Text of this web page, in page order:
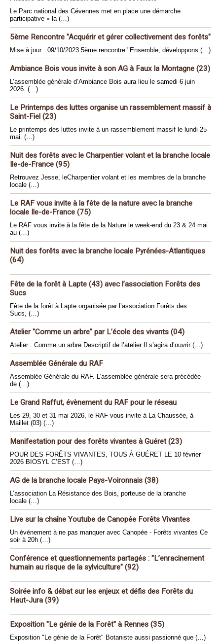
Le Parc national des Cévennes met en place une démarche
participative « la (…)
5ème Rencontre "Acquérir et gérer collectivement des forêts"
Mise à jour : 09/10/2023 5ème rencontre "Ensemble, développons (…)
Ambiance Bois vous invite à son AG à Faux la Montagne (23)
L’assemblée générale d’Ambiance Bois aura lieu le samedi 6 juin
2026. (…)
Le Printemps des luttes organise un rassemblement massif à
Saint-Fiel (23)
Le printemps des luttes invite à un rassemblement massif le lundi 25
mai. (…)
Nuit des forêts avec le Charpentier volant et la branche locale
Ile-de-France (95)
Retrouvez Jesse, leCharpentier volant et les membres de la branche
locale (…)
Le RAF vous invite à la fête de la nature avec la branche
locale Ile-de-France (75)
Le RAF vous invite à la fête de la Nature le week-end du 23 & 24 mai
au (…)
Nuit des forêts avec la branche locale Pyrénées-Atlantiques
(64)
Fête de la forêt à Lapte (43) avec l’association Forêts des
Sucs
Fête de la forêt à Lapte organisée par l’association Forêts des
Sucs, (…)
Atelier "Comme un arbre" par L’école des vivants (04)
Atelier : Comme un arbre Descriptif de l’atelier Il s’agira d’ouvrir (…)
Assemblée Générale du RAF
Assemblée Générale du RAF. L’assemblée générale sera précédée
de (…)
Le Grand Raffut, évènement du RAF pour le réseau
Les 29, 30 et 31 mai 2026, le RAF vous invite à La Chaussée, à
Maillet (03) (…)
Manifestation pour des forêts vivantes à Guéret (23)
POUR DES FORÊTS VIVANTES, TOUS À GUÉRET LE 10 février
2026 BIOSYL C’EST (…)
AG de la branche locale Pays-Voironnais (38)
L’association La Résistance des Bois, porteuse de la branche
locale (…)
Live sur la chaîne Youtube de Canopée Forêts Vivantes
Un événement à ne pas manquer avec Canopée - Forêts vivantes Ce
soir à 20h (…)
Conférence et questionnements partagés : "L’enracinement
humain au risque de la sylviculture" (92)
Soirée info & débat sur les enjeux et défis des Forêts du
Haut-Jura (39)
Exposition "Le génie de la Forêt" à Rennes (35)
Exposition "Le génie de la Forêt" Botaniste aussi passionné que (…)